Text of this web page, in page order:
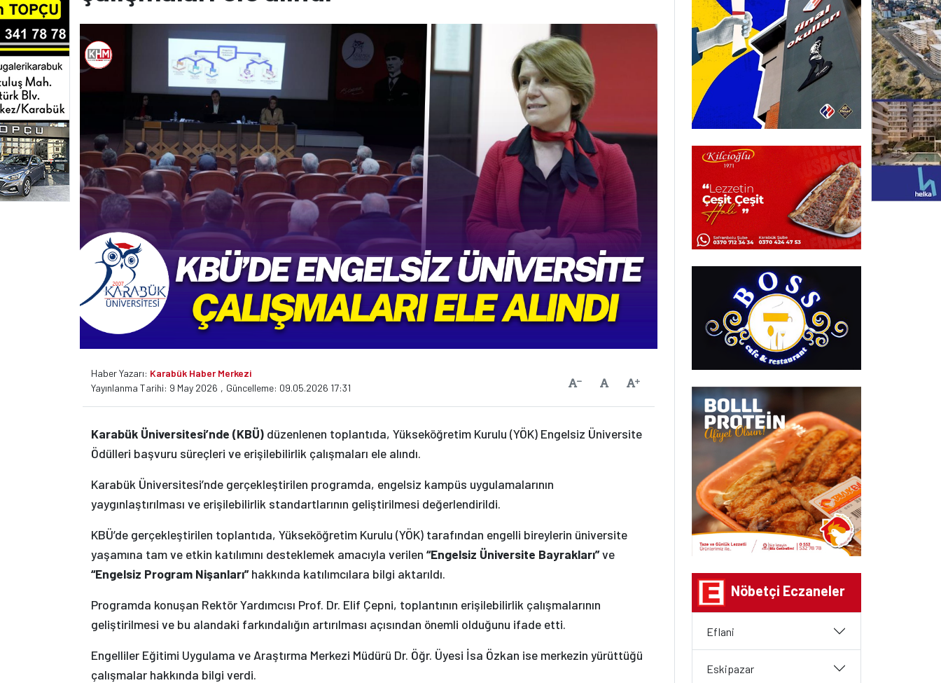
Haber Yazarı: Karabük Haber Merkezi
Yayınlanma Tarihi: 9 May 2026 , Güncelleme: 09.05.2026 17:31 Yazıyı KüçültVarsayılanYazıyı Büyüt
Karabük Üniversitesi’nde (KBÜ) düzenlenen toplantıda, Yükseköğretim Kurulu (YÖK) Engelsiz Üniversite
Ödülleri başvuru süreçleri ve erişilebilirlik çalışmaları ele alındı.
Karabük Üniversitesi’nde gerçekleştirilen programda, engelsiz kampüs uygulamalarının
yaygınlaştırılması ve erişilebilirlik standartlarının geliştirilmesi değerlendirildi.
KBÜ’de gerçekleştirilen toplantıda, Yükseköğretim Kurulu (YÖK) tarafından engelli bireylerin üniversite
yaşamına tam ve etkin katılımını desteklemek amacıyla verilen “Engelsiz Üniversite Bayrakları”ve
“Engelsiz Program Nişanları”hakkında katılımcılara bilgi aktarıldı.
Programda konuşan Rektör Yardımcısı Prof. Dr. Elif Çepni, toplantının erişilebilirlik çalışmalarının
geliştirilmesi ve bu alandaki farkındalığın artırılması açısından önemli olduğunu ifade etti.
Engelliler Eğitimi Uygulama ve Araştırma Merkezi Müdürü Dr. Öğr. Üyesi İsa Özkan ise merkezin yürüttüğü
çalışmalar hakkında bilgi verdi.
Nöbetçi Eczaneler
Eflani
Eskipazar